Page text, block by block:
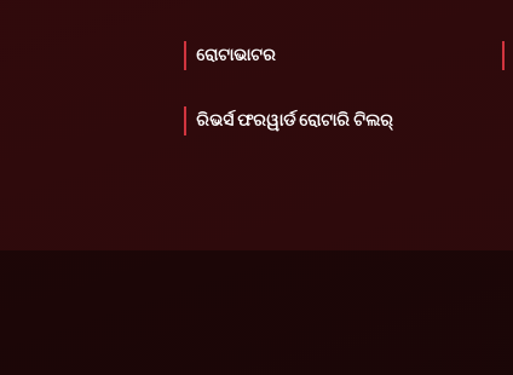
ରୋଟାଭାଟର
ରିଭର୍ସ ଫରୱାର୍ଡ ରୋଟାରି ଟିଲର୍